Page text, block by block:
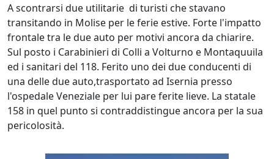
A scontrarsi due utilitarie di turisti che stavano
transitando in Molise per le ferie estive. Forte l'impatto
frontale tra le due auto per motivi ancora da chiarire.
Sul posto i Carabinieri di Colli a Volturno e Montaquuila
ed i sanitari del 118. Ferito uno dei due conducenti di
una delle due auto,trasportato ad Isernia presso
l'ospedale Veneziale per lui pare ferite lieve. La statale
158 in quel punto si contraddistingue ancora per la sua
pericolosità.